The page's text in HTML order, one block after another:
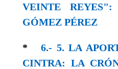
VEINTE
GÓMEZ PÉREZ
* 6.- 5. LA
CINTRA: LA